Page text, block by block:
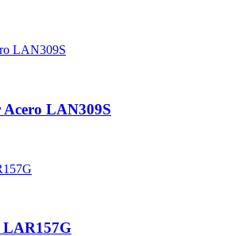
LAN309S
LAR157G